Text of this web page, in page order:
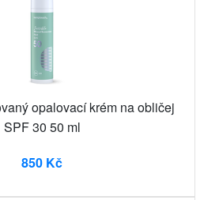
opalovací krém na obličej
SPF 30 50 ml
850 Kč